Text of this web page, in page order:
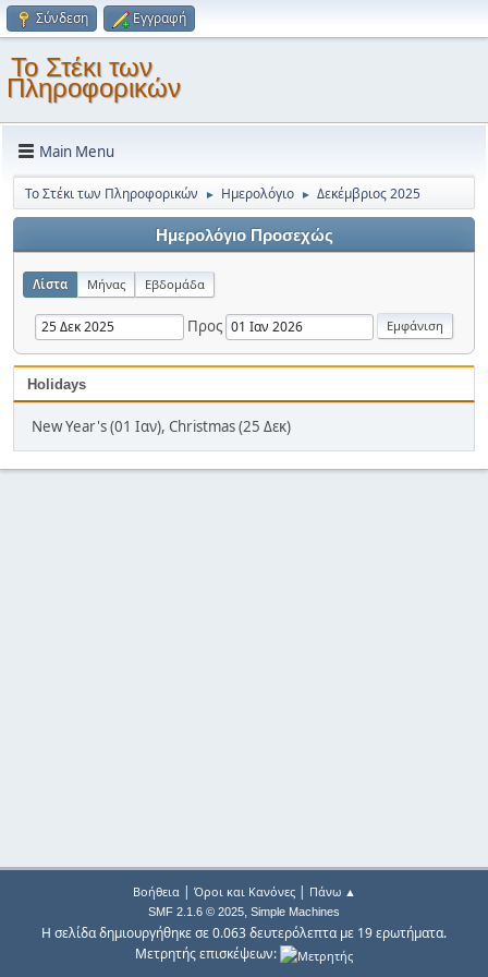
Σύνδεση Εγγραφή
Το Στέκι των
Πληροφορικών
Main Menu
Το Στέκι των Πληροφορικών ► Ημερολόγιο ► Δεκέμβριος 2025
Ημερολόγιο Προσεχώς
Λίστα Μήνας Εβδομάδα
Προς
Holidays
New Year's (01 Ιαν), Christmas (25 Δεκ)
Βοήθεια| Όροι και Κανόνες| Πάνω ▲
SMF 2.1.6 © 2025, Simple Machines
Η σελίδα δημιουργήθηκε σε 0.063 δευτερόλεπτα με 19 ερωτήματα.
Μετρητής επισκέψεων: